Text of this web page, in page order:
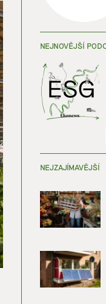
NEJNOVĚJŠÍ
NEJZAJÍMAVĚJŠÍ